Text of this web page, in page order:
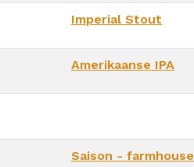
Imperial Stout
Amerikaanse IPA
Saison - farmhouse